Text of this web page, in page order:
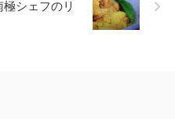
シェフのリ